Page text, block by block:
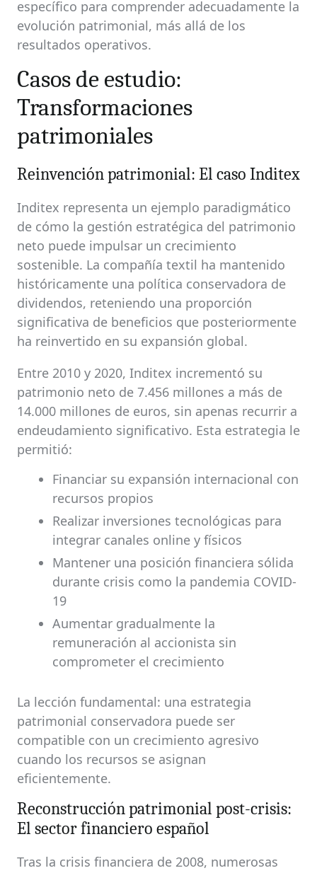
específico para comprender adecuadamente la
evolución patrimonial, más allá de los
resultados operativos.
Casos de estudio:
Transformaciones
patrimoniales
Reinvención patrimonial: El caso Inditex
Inditex representa un ejemplo paradigmático
de cómo la gestión estratégica del patrimonio
neto puede impulsar un crecimiento
sostenible. La compañía textil ha mantenido
históricamente una política conservadora de
dividendos, reteniendo una proporción
significativa de beneficios que posteriormente
ha reinvertido en su expansión global.
Entre 2010 y 2020, Inditex incrementó su
patrimonio neto de 7.456 millones a más de
14.000 millones de euros, sin apenas recurrir a
endeudamiento significativo. Esta estrategia le
permitió:
Financiar su expansión internacional con
recursos propios
Realizar inversiones tecnológicas para
integrar canales online y físicos
Mantener una posición financiera sólida
durante crisis como la pandemia COVID-
19
Aumentar gradualmente la
remuneración al accionista sin
comprometer el crecimiento
La lección fundamental: una estrategia
patrimonial conservadora puede ser
compatible con un crecimiento agresivo
cuando los recursos se asignan
eficientemente.
Reconstrucción patrimonial post-crisis:
El sector financiero español
Tras la crisis financiera de 2008, numerosas